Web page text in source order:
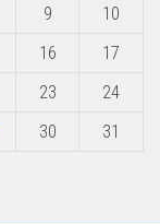
9
10
16
17
23
24
30
31